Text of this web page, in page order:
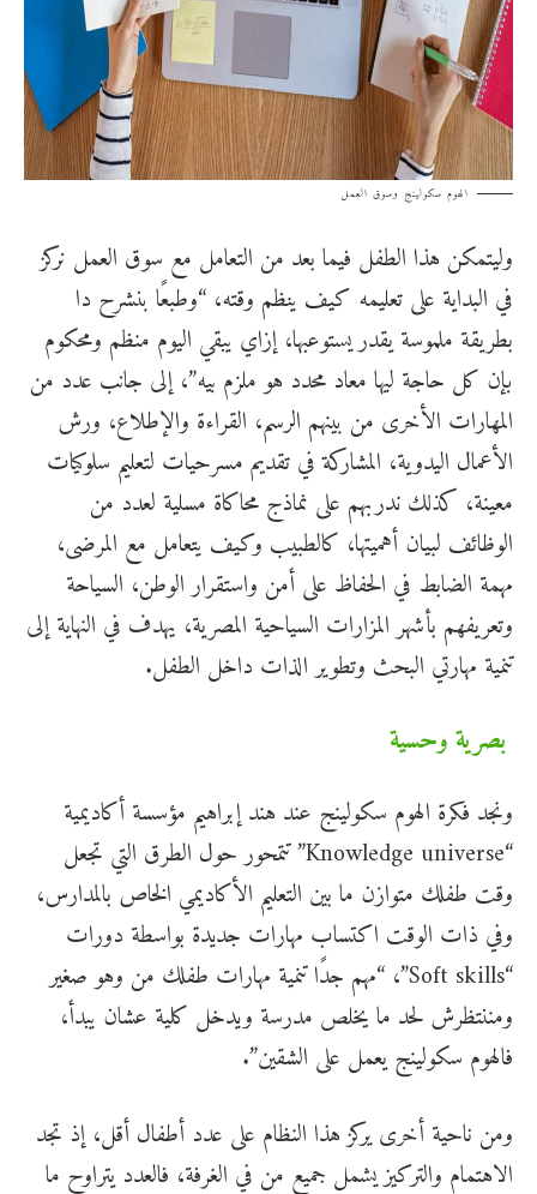
الهوم سكولينج وسوق العمل
وليتمكن هذا الطفل فيما بعد من التعامل مع سوق العمل نركز
في البداية على تعليمه كيف ينظم وقته، “وطبعًا بنشرح دا
بطريقة ملموسة يقدر يستوعبها، إزاي يبقي اليوم منظم ومحكوم
بإن كل حاجة ليها معاد محدد هو ملزم بيه”، إلى جانب عدد من
المهارات الأخرى من بينهم الرسم، القراءة والإطلاع، ورش
الأعمال اليدوية، المشاركة في تقديم مسرحيات لتعليم سلوكيات
معينة، كذلك ندربهم على نماذج محاكاة مسلية لعدد من
الوظائف لبيان أهميتها، كالطبيب وكيف يتعامل مع المرضى،
مهمة الضابط في الحفاظ على أمن واستقرار الوطن، السياحة
وتعريفهم بأشهر المزارات السياحية المصرية، يهدف في النهاية إلى
تنمية مهارتي البحث وتطوير الذات داخل الطفل.
بصرية وحسية
ونجد فكرة الهوم سكولينج عند هند إبراهيم مؤسسة أكاديمية
“Knowledge universe” تتمحور حول الطرق التي تجعل
وقت طفلك متوازن ما بين التعليم الأكاديمي الخاص بالمدارس،
وفي ذات الوقت اكتساب مهارات جديدة بواسطة دورات
“Soft skills”، “مهم جدًا تنمية مهارات طفلك من وهو صغير
ومننتظرش لحد ما يخلص مدرسة ويدخل كلية عشان يبدأ،
فالهوم سكولينج يعمل على الشقين”.
ومن ناحية أخرى يركز هذا النظام على عدد أطفال أقل، إذ تجد
الاهتمام والتركيز يشمل جميع من في الغرفة، فالعدد يتراوح ما